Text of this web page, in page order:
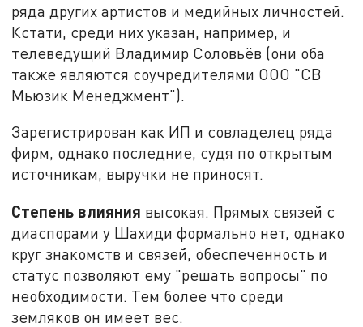
ряда других артистов и медийных личностей.
Кстати, среди них указан, например, и
телеведущий Владимир Соловьёв (они оба
также являются соучредителями ООО "СВ
Мьюзик Менеджмент").
Зарегистрирован как ИП и совладелец ряда
фирм, однако последние, судя по открытым
источникам, выручки не приносят.
Степень влияния высокая. Прямых связей с
диаспорами у Шахиди формально нет, однако
круг знакомств и связей, обеспеченность и
статус позволяют ему "решать вопросы" по
необходимости. Тем более что среди
земляков он имеет вес.